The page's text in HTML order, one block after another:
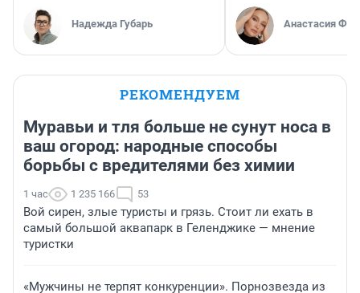
Надежда Губарь Анастасия
РЕКОМЕНДУЕМ
Муравьи и тля больше не сунут носа в
ваш огород: народные способы
борьбы с вредителями без химии
1 час 1 235 166 53
Вой сирен, злые туристы и грязь. Стоит ли ехать в
самый большой аквапарк в Геленджике — мнение
туристки
«Мужчины не терпят конкуренции». Порнозвезда из